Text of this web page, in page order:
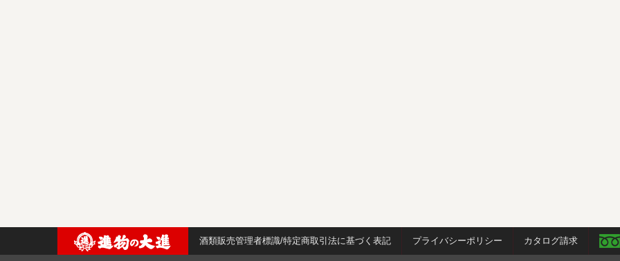
酒類販売管理者標識/特定商取引法に基づく表記 プライバシーポリシー カタログ請求